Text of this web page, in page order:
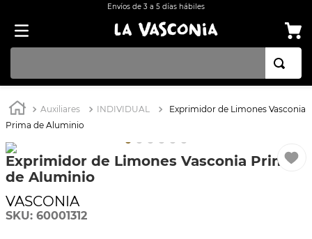
Envíos de 3 a 5 días hábiles
Auxiliares INDIVIDUAL
Exprimidor de Limones Vasconia
Prima de Aluminio
Exprimidor de Limones Vasconia Prima
de Aluminio
VASCONIA
SKU: 60001312
1. OLLA
3. ARROCERA
5. INDUCCIÓN